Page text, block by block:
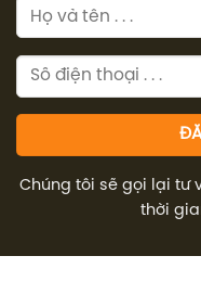
Chúng tôi sẽ gọi lại tư
thời